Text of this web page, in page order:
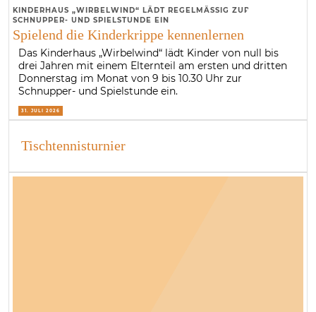
KINDERHAUS „WIRBELWIND“ LÄDT REGELMÄSSIG ZUR S
CHNUPPER- UND SPIELSTUNDE EIN
Spielend die Kinderkrippe kennenlernen
Das Kinderhaus „Wirbelwind“ lädt Kinder von null bis
drei Jahren mit einem Elternteil am ersten und dritten
Donnerstag im Monat von 9 bis 10.30 Uhr zur
Schnupper- und Spielstunde ein.
31. JULI 2026
Tischtennisturnier